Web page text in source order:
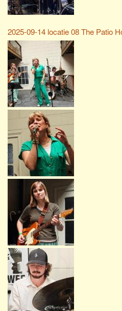
2025-09-14 locatie 08 The Patio